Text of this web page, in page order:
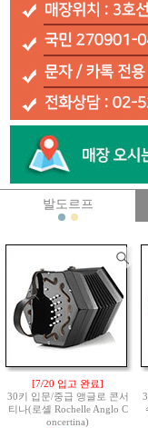
발도르프
[7/20 입고 완료]
30키 입문/중급 앵글로 콘서
티나(로셸 Rochelle Anglo C
oncertina)